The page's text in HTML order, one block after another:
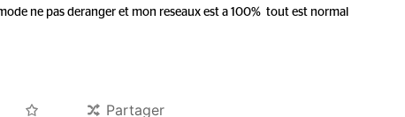
ne pas deranger et mon reseaux est a 100% tout est normal
Partager